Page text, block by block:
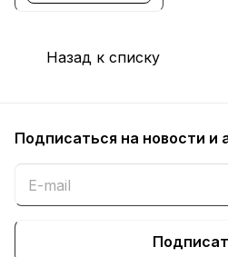
Назад к списку
Подписаться на новости и